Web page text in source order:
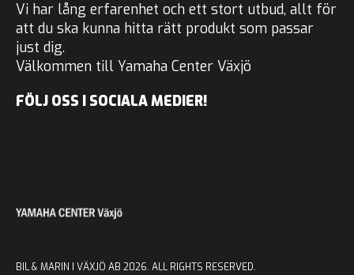
Vi har lång erfarenhet och ett stort utbud, allt för
att du ska kunna hitta rätt produkt som passar
just dig.
Välkommen till Yamaha Center Växjö
FÖLJ OSS I SOCIALA MEDIER!
BIL & MARIN I VÄXJÖ AB 2026. ALL RIGHTS RESERVED.